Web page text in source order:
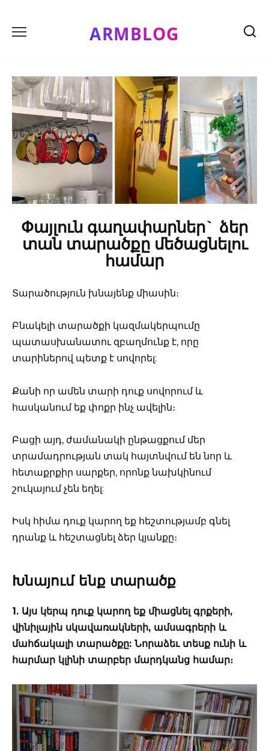
content
ARMBLOG
Փայլուն գաղափարներ` ձեր
տան տարածքը մեծացնելու
համար
Տարածություն խնայենք միասին։
Բնակելի տարածքի կազմակերպումը
պատասխանատու զբաղմունք է, որը
տարիներով պետք է սովորել:
Քանի որ ամեն տարի դուք սովորում և
հասկանում եք փոքր ինչ ավելին։
Բացի այդ, ժամանակի ընթացքում մեր
տրամադրության տակ հայտնվում են նոր և
հետաքրքիր սարքեր, որոնք նախկինում
շուկայում չեն եղել:
Իսկ հիմա դուք կարող եք հեշտությամբ գնել
դրանք և հեշտացնել ձեր կյանքը։
Խնայում ենք տարածք
1. Այս կերպ դուք կարող եք միացնել գրքերի,
վինիլային սկավառակների, ամսագրերի և
մահճակալի տարածքը: Նորաձեւ տեսք ունի և
հարմար կլինի տարբեր մարդկանց համար։